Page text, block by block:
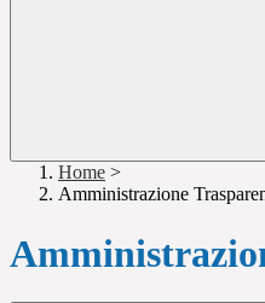
Home >
Amministrazione